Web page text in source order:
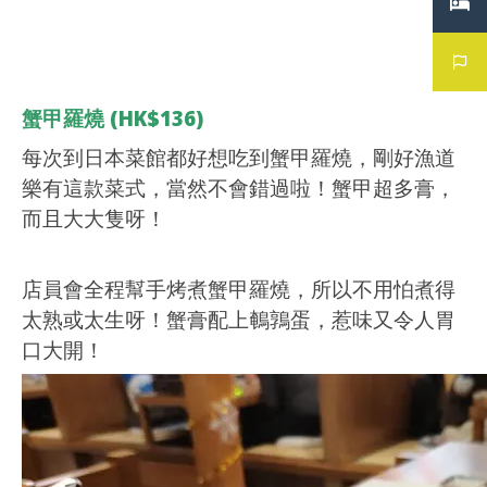
蟹甲羅燒 (HK$136)
每次到日本菜館都好想吃到蟹甲羅燒，剛好漁道
樂有這款菜式，當然不會錯過啦！蟹甲超多膏，
而且大大隻呀！
店員會全程幫手烤煮蟹甲羅燒，所以不用怕煮得
太熟或太生呀！蟹膏配上鵪鶉蛋，惹味又令人胃
口大開！